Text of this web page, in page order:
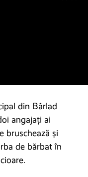
din Bârlad
angajaţi ai
bruschează şi
de bărbat în